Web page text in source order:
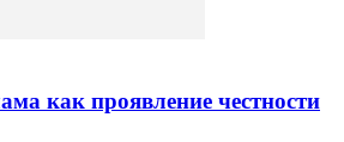
как проявление честности